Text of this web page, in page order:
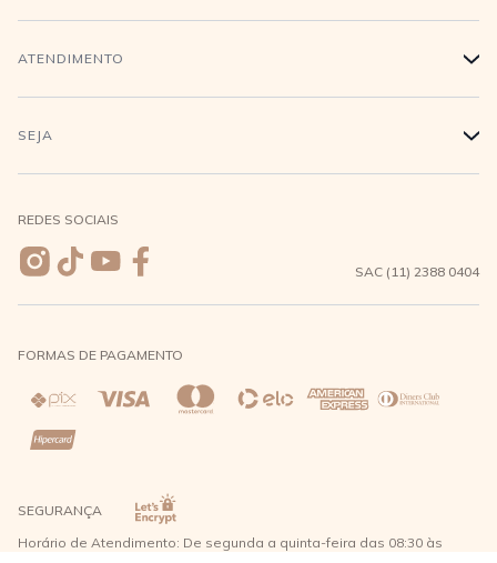
Conecte-se
Login
Meus pedidos
Wishlist
ATENDIMENTO +
Compra Segura
Entrega e Frete
Trocas e Devoluções
Política de Privacidade
SEJA +
REDES SOCIAIS
SAC (11) 2388 0404
FORMAS DE PAGAMENTO
SEGURANÇA
Horário de Atendimento: De segunda a quinta-feira das 08:30 às